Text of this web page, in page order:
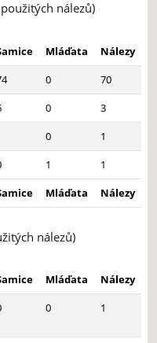
nálezů)
Mláďata
Nálezy
0
70
0
3
0
1
1
1
Mláďata Nálezy
nálezů)
Mláďata
Nálezy
0 1